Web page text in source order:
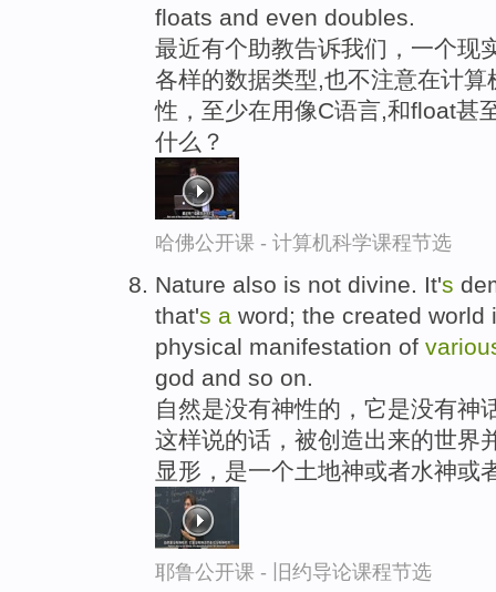
floats and even doubles.
最近有个助教告诉我们，一个现
各样的数据类型,也不注意在计
性，至少在用像C语言,和float甚
什么？
哈佛公开课 - 计算机科学课程节选
Nature also is not divine. It's
that's a word; the created
physical manifestation of
god and so on.
自然是没有神性的，它是没有神
这样说的话，被创造出来的世界
显形，是一个土地神或者水神或
耶鲁公开课 - 旧约导论课程节选